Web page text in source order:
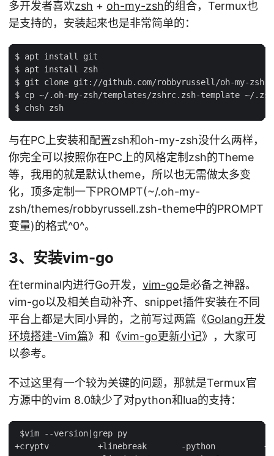
多开发者喜欢zsh + oh-my-zsh的组合，Termux也
是支持的，安装起来也是非常简单的：
$ apt install git
$ apt install zsh
$ git clone git://github.com/robbyrussell/oh-my-
$ cp ~/.oh-my-zsh/templates/zshrc.zsh-template ~/
与在PC上安装和配置zsh和oh-my-zsh没什么两样，
你完全可以按照你在PC上的风格定制zsh的Theme
等，我用的就是默认theme，所以也无需做太多变
化，顶多定制一下PROMPT(~/.oh-my-
zsh/themes/robbyrussell.zsh-theme中的PROMPT
变量)的格式^0^。
3、安装vim-go
在terminal内进行Go开发， vim-go是必备之神器。
vim-go以及相关自动补齐、snippet插件安装在不同
平台上都是大同小异的，之前写过两篇《Golang开发
环境搭建-Vim篇》和《vim-go更新小记》，大家可
以参考。
不过这里有一个较为关键的问题，那就是Termux官
方源中的vim 8.0缺少了对python和lua的支持：
$vim --version|grep py
+cryptv          +linebreak       -python